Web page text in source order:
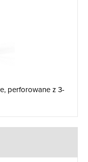
perforowane z 3-